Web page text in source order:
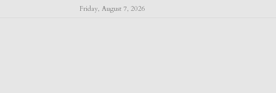
Friday, August 7, 2026